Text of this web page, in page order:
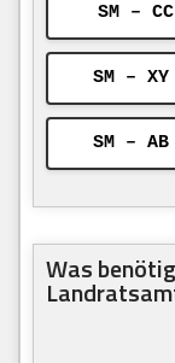
SM –
SM –
SM –
Was